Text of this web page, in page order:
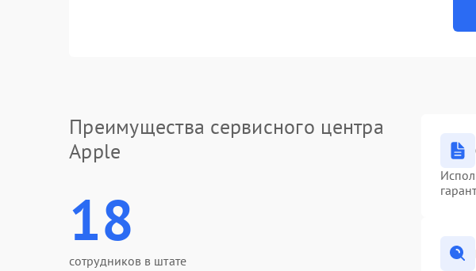
Преимущества сервисного центра
Apple
18
сотрудников в штате